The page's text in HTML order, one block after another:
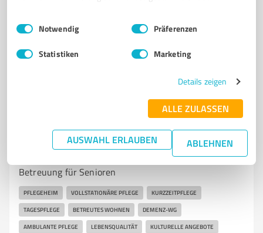
Impressum Datenschutzbestimmungen
Einwilligungsauswahl
Notwendig Präferenzen
Statistiken Marketing
Details zeigen
ALLE ZULASSEN
AUSWAHL ERLAUBEN ABLEHNEN
seniorenbetreuung-schieren.de/
5,00 / 5,00
Pflegewohnhaus Vettweiß
Pflegewohnhaus Vettweiß - Umfassende Pflege und
Betreuung für Senioren
PFLEGEHEIM VOLLSTATIONÄRE PFLEGE KURZZEITPFLEGE
TAGESPFLEGE BETREUTES WOHNEN DEMENZ-WG
AMBULANTE PFLEGE LEBENSQUALITÄT KULTURELLE ANGEBOTE